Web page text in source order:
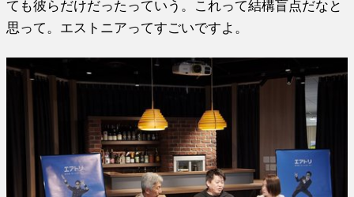
ても彼らだけだったっていう。これって結構盲点だなと
思って。エストニアってすごいですよ。